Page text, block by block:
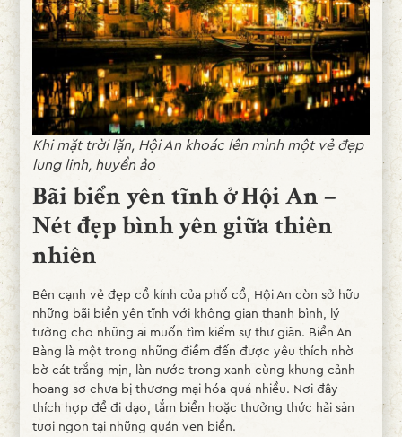
Khi mặt trời lặn, Hội An khoác lên mình một vẻ đẹp
lung linh, huyền ảo
Bãi biển yên tĩnh ở Hội An –
Nét đẹp bình yên giữa thiên
nhiên
Bên cạnh vẻ đẹp cổ kính của phố cổ, Hội An còn sở hữu
những bãi biển yên tĩnh với không gian thanh bình, lý
tưởng cho những ai muốn tìm kiếm sự thư giãn. Biển An
Bàng là một trong những điểm đến được yêu thích nhờ
bờ cát trắng mịn, làn nước trong xanh cùng khung cảnh
hoang sơ chưa bị thương mại hóa quá nhiều. Nơi đây
thích hợp để đi dạo, tắm biển hoặc thưởng thức hải sản
tươi ngon tại những quán ven biển.